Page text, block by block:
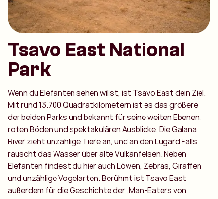
Tsavo East National
Park
Wenn du Elefanten sehen willst, ist Tsavo East dein Ziel.
Mit rund 13.700 Quadratkilometern ist es das größere
der beiden Parks und bekannt für seine weiten Ebenen,
roten Böden und spektakulären Ausblicke. Die Galana
River zieht unzählige Tiere an, und an den Lugard Falls
rauscht das Wasser über alte Vulkanfelsen. Neben
Elefanten findest du hier auch Löwen, Zebras, Giraffen
und unzählige Vogelarten. Berühmt ist Tsavo East
außerdem für die Geschichte der „Man-Eaters von